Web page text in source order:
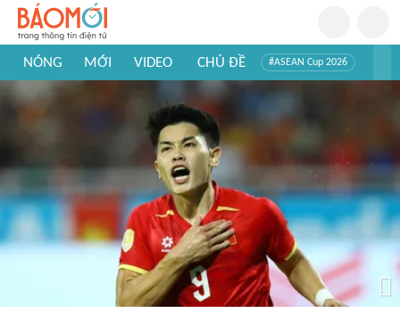
NÓNG MỚI VIDEO CHỦ ĐỀ #ASEAN Cup 2026